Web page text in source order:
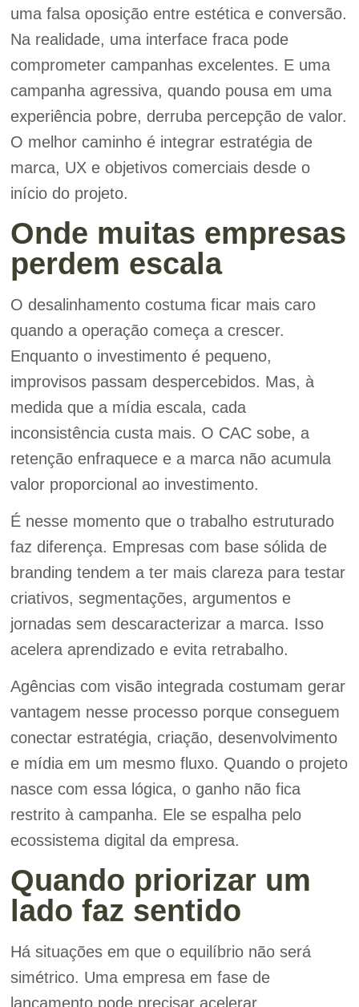
uma falsa oposição entre estética e conversão.
Na realidade, uma interface fraca pode
comprometer campanhas excelentes. E uma
campanha agressiva, quando pousa em uma
experiência pobre, derruba percepção de valor.
O melhor caminho é integrar estratégia de
marca, UX e objetivos comerciais desde o
início do projeto.
Onde muitas empresas
perdem escala
O desalinhamento costuma ficar mais caro
quando a operação começa a crescer.
Enquanto o investimento é pequeno,
improvisos passam despercebidos. Mas, à
medida que a mídia escala, cada
inconsistência custa mais. O CAC sobe, a
retenção enfraquece e a marca não acumula
valor proporcional ao investimento.
É nesse momento que o trabalho estruturado
faz diferença. Empresas com base sólida de
branding tendem a ter mais clareza para testar
criativos, segmentações, argumentos e
jornadas sem descaracterizar a marca. Isso
acelera aprendizado e evita retrabalho.
Agências com visão integrada costumam gerar
vantagem nesse processo porque conseguem
conectar estratégia, criação, desenvolvimento
e mídia em um mesmo fluxo. Quando o projeto
nasce com essa lógica, o ganho não fica
restrito à campanha. Ele se espalha pelo
ecossistema digital da empresa.
Quando priorizar um
lado faz sentido
Há situações em que o equilíbrio não será
simétrico. Uma empresa em fase de
lançamento pode precisar acelerar